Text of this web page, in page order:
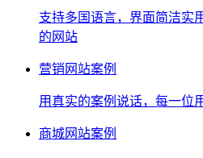
支持多国语言，界面简洁实
的网站
营销网站案例
用真实的案例说话，每一位
商城网站案例